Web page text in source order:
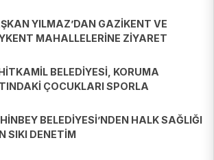
YILMAZ’DAN GAZİKENT VE
MAHALLELERİNE ZİYARET
BELEDİYESİ, KORUMA
ÇOCUKLARI SPORLA
BELEDİYESİ’NDEN HALK SAĞLIĞI
SIKI DENETİM